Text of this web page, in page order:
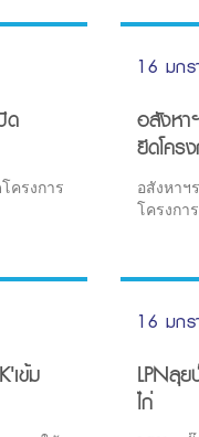
ด
ครงการ
16 มก
อสังหา
ยึดโคร
อสังหาฯ
โครงการ
เข้ม
16 มก
LPNลุ
ไก่